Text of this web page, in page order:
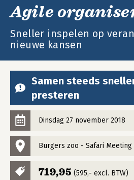
Agile
Sneller inspelen op
nieuwe kansen
Samen steeds
presteren
Dinsdag 27 november 2018
Burgers zoo - Safari Meeting
719,95 (595,- excl. BTW)